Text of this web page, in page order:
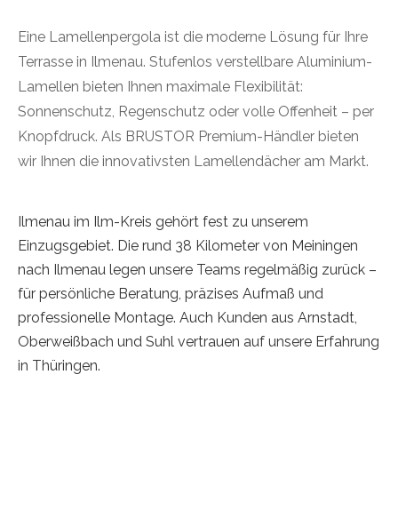
Eine Lamellenpergola ist die moderne Lösung für Ihre
Terrasse in Ilmenau. Stufenlos verstellbare Aluminium-
Lamellen bieten Ihnen maximale Flexibilität:
Sonnenschutz, Regenschutz oder volle Offenheit – per
Knopfdruck. Als BRUSTOR Premium-Händler bieten
wir Ihnen die innovativsten Lamellendächer am Markt.
Ilmenau im Ilm-Kreis gehört fest zu unserem
Einzugsgebiet. Die rund 38 Kilometer von Meiningen
nach Ilmenau legen unsere Teams regelmäßig zurück –
für persönliche Beratung, präzises Aufmaß und
professionelle Montage. Auch Kunden aus Arnstadt,
Oberweißbach und Suhl vertrauen auf unsere Erfahrung
in Thüringen.